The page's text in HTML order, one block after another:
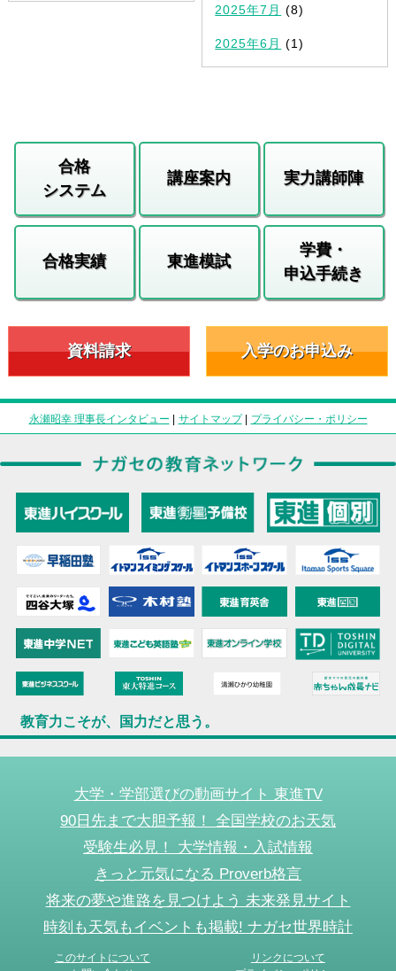
2025年7月 (8)
2025年6月 (1)
合格
システム
講座案内 実力講師陣
合格実績 東進模試
学費・
申込手続き
資料請求 入学のお申込み
永瀬昭幸 理事長インタビュー | サイトマップ| プライバシー・ポリシー
教育力こそが、国力だと思う。
大学・学部選びの動画サイト 東進TV
90日先まで大胆予報！ 全国学校のお天気
受験生必見！ 大学情報・入試情報
きっと元気になる Proverb格言
将来の夢や進路を見つけよう 未来発見サイト
時刻も天気もイベントも掲載! ナガセ世界時計
このサイトについて
リンクについて